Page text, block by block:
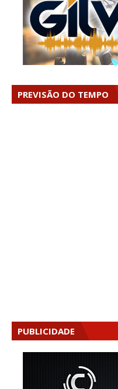
PREVISÃO DO TEMPO
PUBLICIDADE